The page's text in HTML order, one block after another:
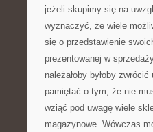
jeżeli skupimy się na
wyznaczyć, że wiele
się o przedstawienie
prezentowanej w
należałoby byłoby
pamiętać o tym, że nie
wziąć pod uwagę wiele
magazynowe. Wówczas